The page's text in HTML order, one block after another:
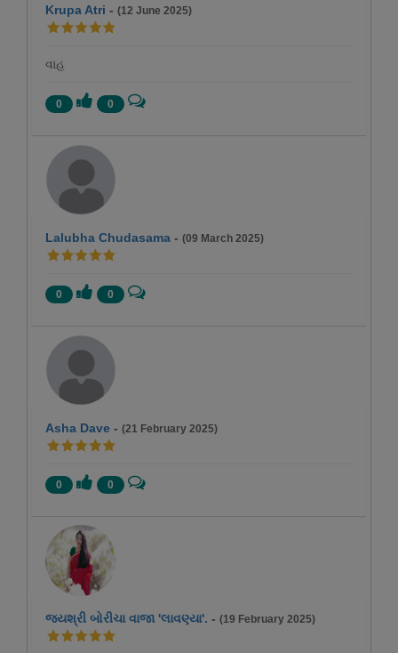
Krupa Atri - (12 June 2025)
વાહ
0 0
Lalubha Chudasama - (09 March 2025)
0 0
Asha Dave - (21 February 2025)
0 0
જયશ્રી બોરીચા વાજા 'લાવણ્યા'. - (19 February 2025)